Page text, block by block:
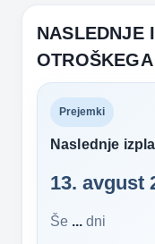
k
NASLEDNJE
Prejemki
Naslednje
13. avgust
Še ... dni